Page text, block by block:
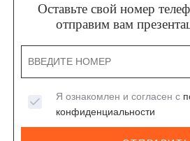
Оставьте свой номер
отправим вам
Я ознакомлен и согласен с
конфиденциальности